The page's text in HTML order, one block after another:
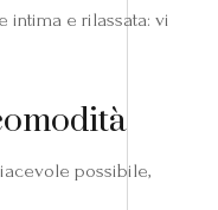
intima e rilassata: vi
possibile,